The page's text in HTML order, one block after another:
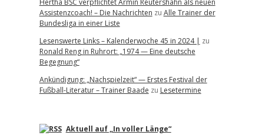
Hertha BSC verpflichtet Armin Reutershahn als neuen
Assistenzcoach! – Die Nachrichten zu Alle Trainer der
Bundesliga in einer Liste
Lesenswerte Links – Kalenderwoche 45 in 2024 | zu
Ronald Reng in Ruhrort: „1974 — Eine deutsche
Begegnung“
Ankündigung: „Nachspielzeit“ — Erstes Festival der
Fußball-Literatur – Trainer Baade zu Lesetermine
Aktuell auf „In voller Länge“